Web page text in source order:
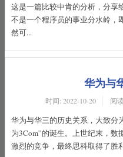
这是一篇比较中肯的分析，分享
不是一个程序员的事业分水岭，
然可...
华为与
时间: 2022-10-20 阅
华为与华三的历史关系，大致分
为3Com”的诞生。上世纪末，数
激烈的竞争，最终思科取得了胜